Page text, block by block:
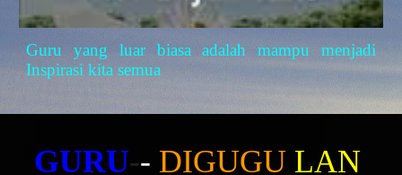
Guru yang luar biasaadalah mampu menjadi
Inspirasi kita semua
GURU-- DIGUGU LAN